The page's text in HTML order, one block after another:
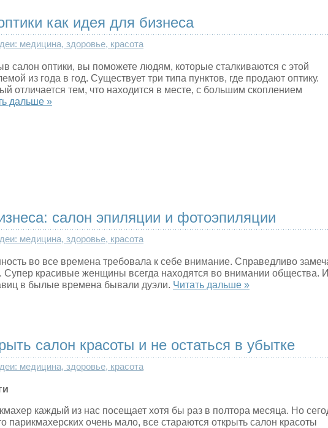
как идея для бизнеса
медицина, здоровье, красота
салон оптики, вы поможете людям, которые сталкиваются с этой
из года в год. Существует три типа пунктов, где продают оптику.
отличается тем, что находится в месте, с большим скоплением
дальше »
салон эпиляции и фотоэпиляции
медицина, здоровье, красота
во все времена требовала к себе внимание. Справедливо
Супер красивые женщины всегда находятся во внимании общества.
в былые времена бывали дуэли. Читать дальше »
салон красоты и не остаться в убытке
медицина, здоровье, красота
каждый из нас посещает хотя бы раз в полтора месяца. Но
парикмахерских очень мало, все стараются открыть салон красоты